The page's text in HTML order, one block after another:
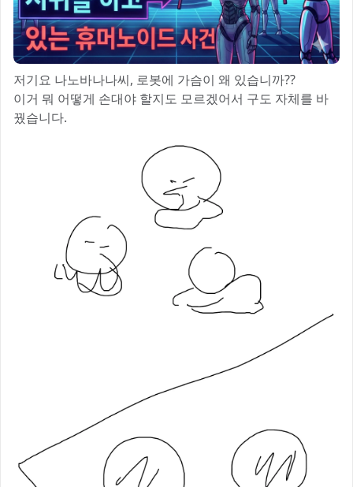
저기요 나노바나나씨, 로봇에 가슴이 왜 있습니까??
이거 뭐 어떻게 손대야 할지도 모르겠어서 구도 자체를 바
꿨습니다.